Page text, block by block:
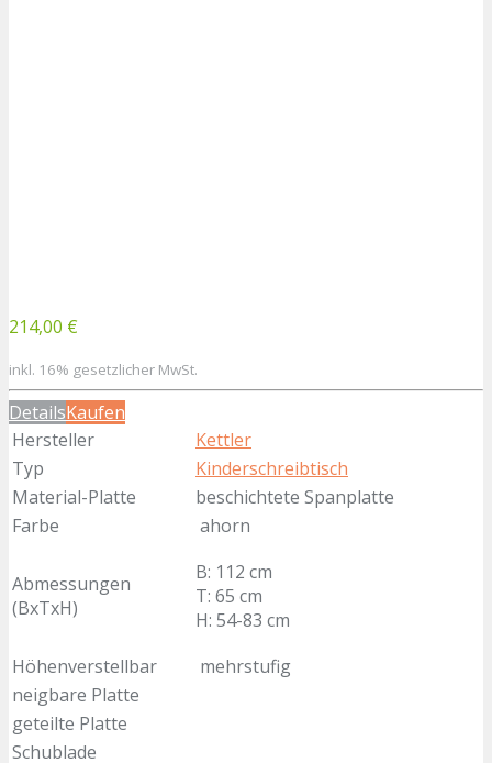
214,00 €
inkl. 16% gesetzlicher MwSt.
DetailsKaufen
Hersteller
Kettler
Typ
Kinderschreibtisch
Material-Platte
beschichtete Spanplatte
Farbe
ahorn
Abmessungen
(BxTxH)
B: 112 cm
T: 65 cm
H: 54-83 cm
Höhenverstellbar
mehrstufig
neigbare Platte
geteilte Platte
Schublade